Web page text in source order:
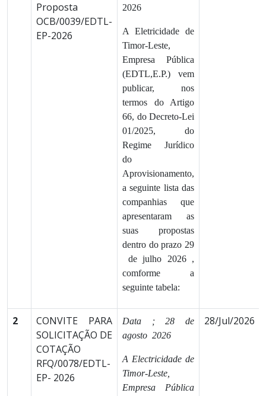
Proposta
OCB/0039/EDTL-
EP-2026
2026
A Eletricidade de
Timor-Leste,
Empresa Pública
(EDTL,E.P.) vem
publicar, nos
termos do Artigo
66, do Decreto-Lei
01/2025, do
Regime Jurídico
do
Aprovisionamento,
a seguinte lista das
companhias que
apresentaram as
suas propostas
dentro do prazo 29
de julho 2026 ,
comforme a
seguinte tabela:
2
CONVITE PARA
SOLICITAÇÃO DE
COTAÇÃO
RFQ/0078/EDTL-
EP- 2026
Data ; 28 de
agosto 2026
A Electricidade de
Timor-Leste,
Empresa Pública
28/Jul/2026